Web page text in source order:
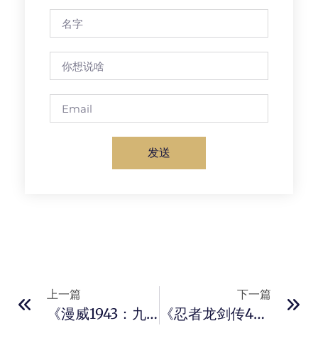
发送
上一篇
《漫威1943：九头蛇崛起》宣布跳票！延期至2026年初发售
下一篇
《忍者龙剑传4》实机演示合集发布 血鸦形态开启试炼